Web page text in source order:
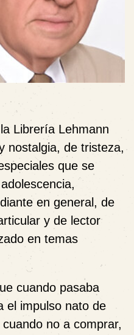
Librería Lehmann
nostalgia, de tristeza,
que se
en general, de
y de lector
en temas
cuando pasaba
el impulso nato de
no a comprar,